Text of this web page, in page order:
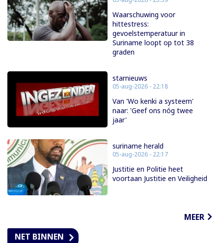
Waarschuwing voor
hittestress:
gevoelstemperatuur in
Suriname loopt op tot 38
graden
starnieuws
05-aug-2026 - 22:18
Van 'Wo kenki a systeem'
naar: 'Geef ons nóg twee
jaar'
suriname herald
05-aug-2026 - 22:17
Justitie en Politie heet
voortaan Justitie en Veiligheid
MEER
NET BINNEN